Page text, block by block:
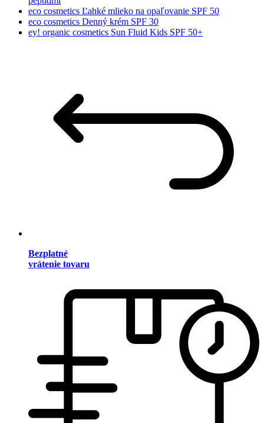
eco cosmetics Ľahké mlieko na opaľovanie SPF 50
eco cosmetics Denný krém SPF 30
ey! organic cosmetics Sun Fluid Kids SPF 50+
Bezplatné
vrátenie tovaru